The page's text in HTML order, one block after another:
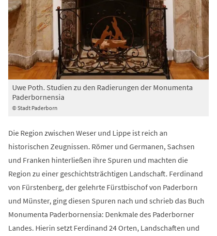
© Stadt Paderborn
Uwe Poth. Studien zu den Radierungen der Monumenta
Paderbornensia
Die Region zwischen Weser und Lippe ist reich an
historischen Zeugnissen. Römer und Germanen, Sachsen
und Franken hinterließen ihre Spuren und machten die
Region zu einer geschichtsträchtigen Landschaft. Ferdinand
von Fürstenberg, der gelehrte Fürstbischof von Paderborn
und Münster, ging diesen Spuren nach und schrieb das Buch
Monumenta Paderbornensia: Denkmale des Paderborner
Landes. Hierin setzt Ferdinand 24 Orten, Landschaften und